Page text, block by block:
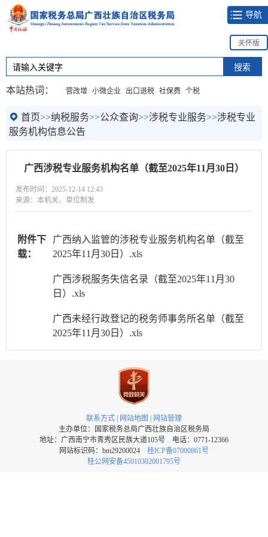
导航
关怀版
本站热词： 营改增 小微企业 出口退税 社保费 个税
首页>>纳税服务>>公众查询>>涉税专业服务>>涉税专业
服务机构信息公告
广西涉税专业服务机构名单（截至2025年11月30日）
发布时间：2025-12-14 12:43
来源：本机关、单位制发
附件下
载：
广西纳入监管的涉税专业服务机构名单（截至
2025年11月30日）.xls
广西涉税服务失信名录（截至2025年11月30
日）.xls
广西未经行政登记的税务师事务所名单（截至
2025年11月30日）.xls
联系方式 | 网站地图 | 网站管理
主办单位：国家税务总局广西壮族自治区税务局
地址：广西南宁市青秀区民族大道105号 电话：0771-12366
网站标识码：bm29200024 桂ICP备07000861号
桂公网安备45010302001795号